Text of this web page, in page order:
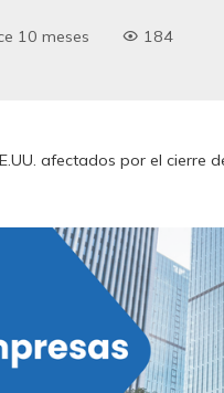
10 meses 184
afectados por el cierre